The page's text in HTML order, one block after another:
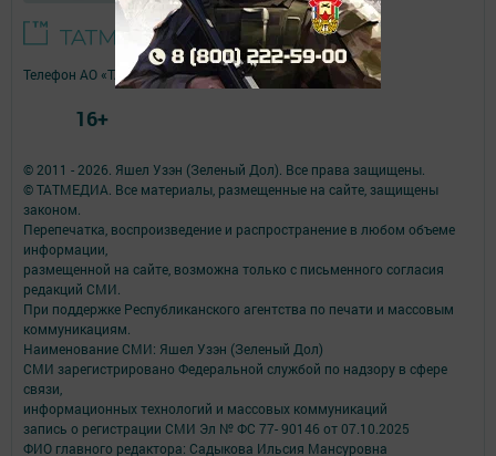
© 2011 - 2026. Яшел Узэн (Зеленый Дол). Все права защищены.
© ТАТМЕДИА. Все материалы, размещенные на сайте, защищены
законом.
Перепечатка, воспроизведение и распространение в любом объеме
информации,
размещенной на сайте, возможна только с письменного согласия
редакций СМИ.
При поддержке Республиканского агентства по печати и массовым
коммуникациям.
Наименование СМИ: Яшел Узэн (Зеленый Дол)
СМИ зарегистрировано Федеральной службой по надзору в сфере
связи,
информационных технологий и массовых коммуникаций
запись о регистрации СМИ Эл № ФС 77- 90146 от 07.10.2025
ФИО главного редактора: Садыкова Ильсия Мансуровна
Телефон АО «ТАТМЕДИА»:(843) 222 09 84
16+